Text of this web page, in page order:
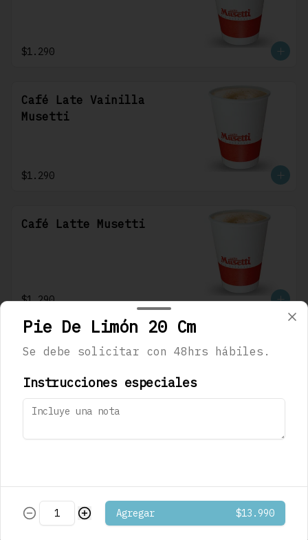
$1.290
Café Late Vainilla
Musetti
$1.290
Café Latte Musetti
$1.290
Café Mocaccino
Vainilla Musetti
Pie De Limón 20 Cm
Se debe solicitar con 48hrs hábiles.
Instrucciones especiales
Agregar $13.990